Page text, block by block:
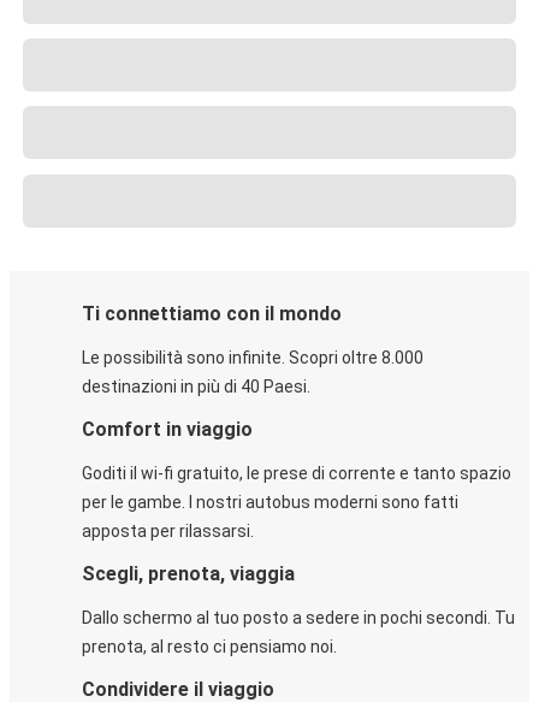
Ti connettiamo con il mondo
Le possibilità sono infinite. Scopri oltre 8.000
destinazioni in più di 40 Paesi.
Comfort in viaggio
Goditi il wi-fi gratuito, le prese di corrente e tanto spazio
per le gambe. I nostri autobus moderni sono fatti
apposta per rilassarsi.
Scegli, prenota, viaggia
Dallo schermo al tuo posto a sedere in pochi secondi. Tu
prenota, al resto ci pensiamo noi.
Condividere il viaggio